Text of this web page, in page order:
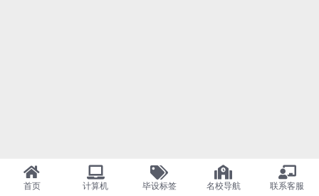
首页 计算机 毕设标签 名校导航 联系客服